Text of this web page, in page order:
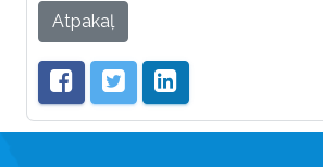
Atpakaļ